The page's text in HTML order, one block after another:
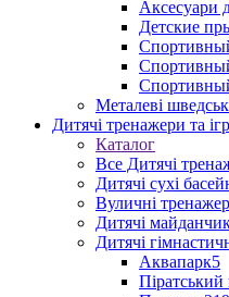
Аксесуари
Детские
Металеві
Дитячі тренажери та
Каталог
Все Дитячі
Дитячі сухі
Вуличні
Дитячі
Дитячі
Аквапарк5
Піратський